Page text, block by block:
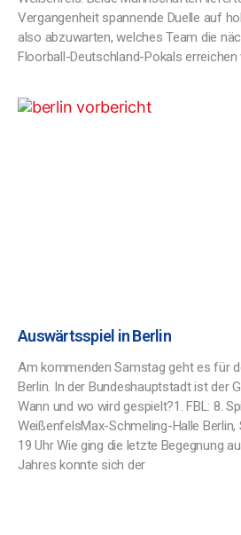
Vergangenheit spannende Duelle auf
also abzuwarten, welches Team die
Floorball-Deutschland-Pokals erreichen
Auswärtsspiel in Berlin
Am kommenden Samstag geht es für
Berlin. In der Bundeshauptstadt ist der
Wann und wo wird gespielt?1. FBL: 8.
WeißenfelsMax-Schmeling-Halle Berlin,
19 Uhr Wie ging die letzte Begegnung
Jahres konnte sich der